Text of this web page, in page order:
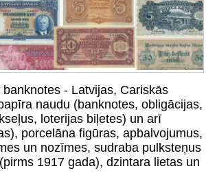
- Latvijas, Cariskās
naudu (banknotes, obligācijas,
loterijas biļetes) un arī
porcelāna figūras, apbalvojumus,
un nozīmes, sudraba pulksteņus
1917 gada), dzintara lietas un